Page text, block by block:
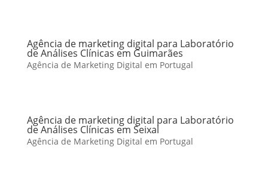
Agência de marketing digital para Laboratório
de Análises Clínicas em Guimarães
Agência de Marketing Digital em Portugal
Agência de marketing digital para Laboratório
de Análises Clínicas em Seixal
Agência de Marketing Digital em Portugal